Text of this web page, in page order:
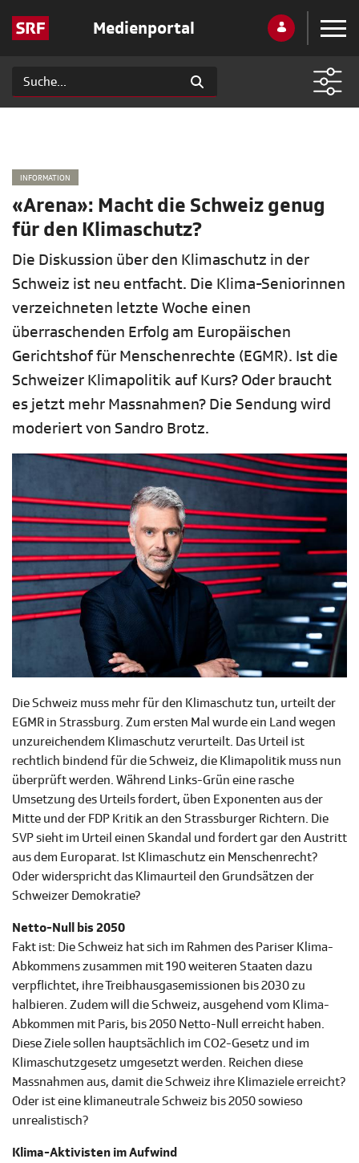
Medienportal
INFORMATION
«Arena»: Macht die Schweiz genug
für den Klimaschutz?
Die Diskussion über den Klimaschutz in der
Schweiz ist neu entfacht. Die Klima-Seniorinnen
verzeichneten letzte Woche einen
überraschenden Erfolg am Europäischen
Gerichtshof für Menschenrechte (EGMR). Ist die
Schweizer Klimapolitik auf Kurs? Oder braucht
es jetzt mehr Massnahmen? Die Sendung wird
moderiert von Sandro Brotz.
Die Schweiz muss mehr für den Klimaschutz tun, urteilt der
EGMR in Strassburg. Zum ersten Mal wurde ein Land wegen
unzureichendem Klimaschutz verurteilt. Das Urteil ist
rechtlich bindend für die Schweiz, die Klimapolitik muss nun
überprüft werden. Während Links-Grün eine rasche
Umsetzung des Urteils fordert, üben Exponenten aus der
Mitte und der FDP Kritik an den Strassburger Richtern. Die
SVP sieht im Urteil einen Skandal und fordert gar den Austritt
aus dem Europarat. Ist Klimaschutz ein Menschenrecht?
Oder widerspricht das Klimaurteil den Grundsätzen der
Schweizer Demokratie?
Netto-Null bis 2050
Fakt ist: Die Schweiz hat sich im Rahmen des Pariser Klima-
Abkommens zusammen mit 190 weiteren Staaten dazu
verpflichtet, ihre Treibhausgasemissionen bis 2030 zu
halbieren. Zudem will die Schweiz, ausgehend vom Klima-
Abkommen mit Paris, bis 2050 Netto-Null erreicht haben.
Diese Ziele sollen hauptsächlich im CO2-Gesetz und im
Klimaschutzgesetz umgesetzt werden. Reichen diese
Massnahmen aus, damit die Schweiz ihre Klimaziele erreicht?
Oder ist eine klimaneutrale Schweiz bis 2050 sowieso
unrealistisch?
Klima-Aktivisten im Aufwind